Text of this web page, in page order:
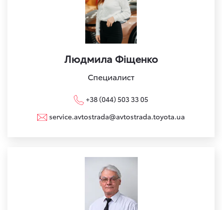
Людмила Фіщенко
Специалист
+38 (044) 503 33 05
service.avtostrada@avtostrada.toyota.ua